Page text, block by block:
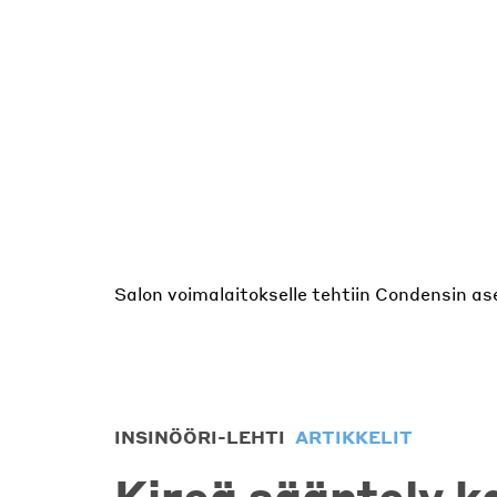
Salon voimalaitokselle tehtiin Condensin
Salon voimalaitoksen piippu seisoo
Kasvihuoneen kattila tuottaa lämpöä
INSINÖÖRI-LEHTI ARTIKKELIT